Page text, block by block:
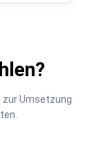
Umsetzung